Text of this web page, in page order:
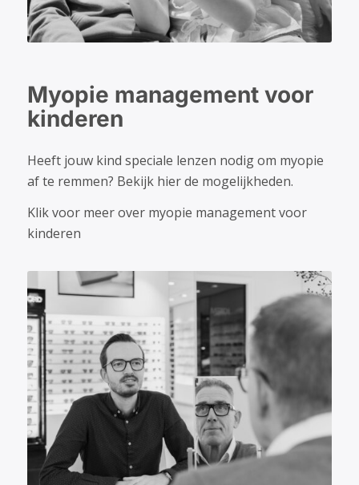
Myopie management voor
kinderen
Heeft jouw kind speciale lenzen nodig om myopie
af te remmen? Bekijk hier de mogelijkheden.
Klik voor meer over myopie management voor
kinderen